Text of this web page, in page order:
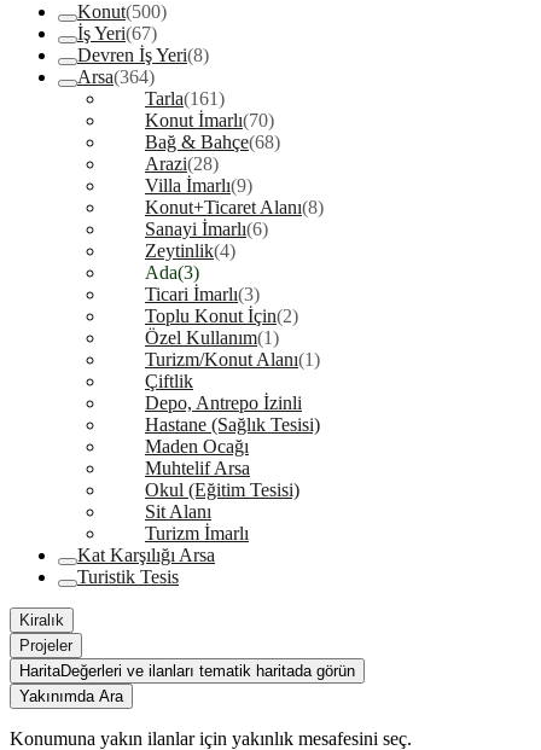
Konut(500)
İş Yeri(67)
Devren İş Yeri(8)
Arsa(364)
Tarla(161)
Konut İmarlı(70)
Bağ & Bahçe(68)
Arazi(28)
Villa İmarlı(9)
Konut+Ticaret Alanı(8)
Sanayi İmarlı(6)
Zeytinlik(4)
Ada(3)
Ticari İmarlı(3)
Toplu Konut İçin(2)
Özel Kullanım(1)
Turizm/Konut Alanı(1)
Çiftlik
Depo, Antrepo İzinli
Hastane (Sağlık Tesisi)
Maden Ocağı
Muhtelif Arsa
Okul (Eğitim Tesisi)
Sit Alanı
Turizm İmarlı
Kat Karşılığı Arsa
Turistik Tesis
Kiralık
Projeler
HaritaDeğerleri ve ilanları tematik haritada görün
Yakınımda Ara
Konumuna yakın ilanlar için yakınlık mesafesini seç.